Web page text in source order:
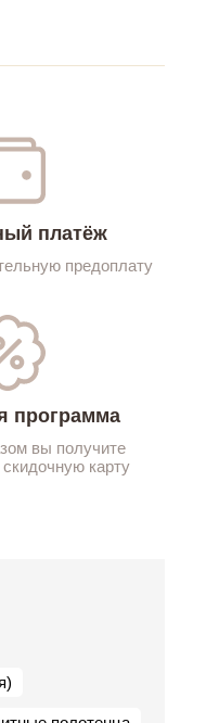
платёж
предоплату
программа
вы получите
карту